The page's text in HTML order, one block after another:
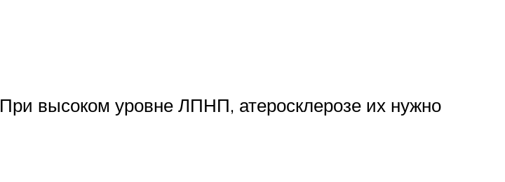
При высоком уровне ЛПНП, атеросклерозе их нужно